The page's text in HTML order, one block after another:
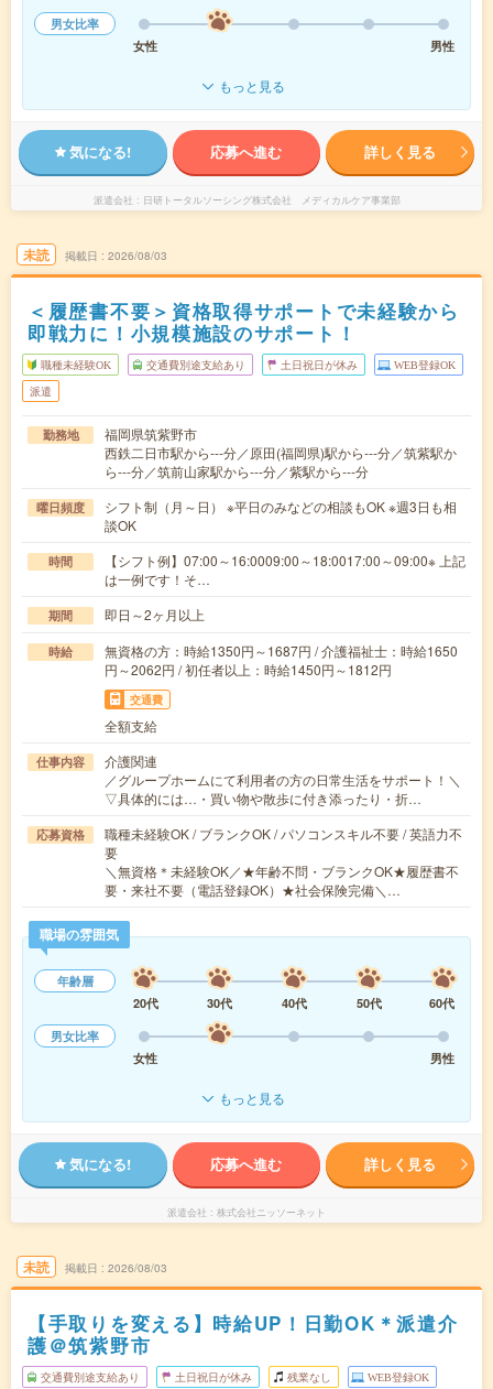
男女比率
女性
男性
もっと見る
気になる! 応募へ進む 詳しく見る
派遣会社 日研トータルソーシング株式会社 メディカルケア事業部
未読 掲載日 2026/08/03
＜履歴書不要＞資格取得サポートで未経験から
即戦力に！小規模施設のサポート！
職種未経験OK 交通費別途支給あり 土日祝日が休み WEB登録OK
派遣
勤務地
福岡県筑紫野市
西鉄二日市駅から---分／原田(福岡県)駅から---分／筑紫駅か
ら---分／筑前山家駅から---分／紫駅から---分
曜日頻度
シフト制（月～日） ※平日のみなどの相談もOK ※週3日も相
談OK
時間
【シフト例】07:00～16:0009:00～18:0017:00～09:00※ 上記
は一例です！そ…
期間 即日～2ヶ月以上
時給
無資格の方：時給1350円～1687円 / 介護福祉士：時給1650
円～2062円 / 初任者以上：時給1450円～1812円
交通費
全額支給
仕事内容
介護関連
／グループホームにて利用者の方の日常生活をサポート！＼
▽具体的には…・買い物や散歩に付き添ったり・折…
応募資格
職種未経験OK / ブランクOK / パソコンスキル不要 / 英語力不
要
＼無資格＊未経験OK／★年齢不問・ブランクOK★履歴書不
要・来社不要（電話登録OK）★社会保険完備＼…
職場の雰囲気
年齢層
20代
30代 40代 50代
60代
男女比率
女性
男性
もっと見る
気になる! 応募へ進む 詳しく見る
派遣会社 株式会社ニッソーネット
未読 掲載日 2026/08/03
【手取りを変える】時給UP！日勤OK＊派遣介
護＠筑紫野市
交通費別途支給あり 土日祝日が休み 残業なし WEB登録OK